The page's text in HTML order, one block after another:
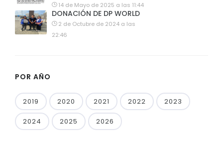
14 de Mayo de 2025 a las 11:44
DONACIÓN DE DP WORLD
2 de Octubre de 2024 a las
22:46
POR AÑO
2019 2020 2021 2022 2023
2024 2025 2026